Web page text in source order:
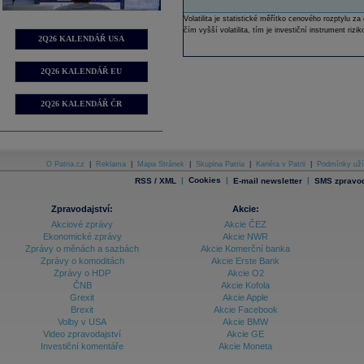
2Q26 KALENDÁŘ USA
2Q26 KALENDÁŘ EU
2Q26 KALENDÁŘ ČR
Volatilita je statistické měřítko cenového rozptylu
čím vyšší volatilita, tím je investiční instrument
O Patria.cz Reklama Mapa Stránek Skupina Patria Kariéra v Patrii Podmínky
RSS / XML | Cookies | E-mail newsletter | SMS
Zpravodajství:
Akciové zprávy
Ekonomické zprávy
Zprávy o měnách a sazbách
Zprávy o komoditách
Zprávy o HDP
ČNB
Grexit
Brexit
Volby v USA
Video zpravodajství
Investiční komentáře
Akcie:
Akcie ČEZ
Akcie NWR
Akcie Komerční banka
Akcie Erste Bank
Akcie O2
Akcie Kofola
Akcie Apple
Akcie Facebook
Akcie BMW
Akcie GE
Akcie Moneta